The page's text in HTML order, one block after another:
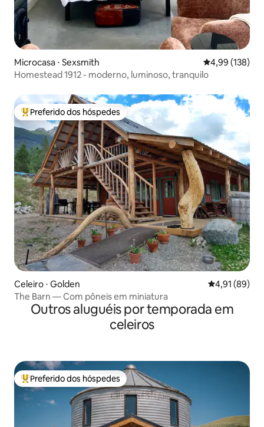
Microcasa ⋅ Sexsmith 4,99 de uma
4,99 (138)
Homestead 1912 - moderno, luminoso, tranquilo
Entre os melhores preferidos dos hóspedes
Preferido dos hóspedes
Celeiro ⋅ Golden 4,91 de uma
4,91 (89)
The Barn — Com pôneis em miniatura
Outros aluguéis por temporada em
celeiros
Entre os melhores preferidos dos hóspedes
Preferido dos hóspedes